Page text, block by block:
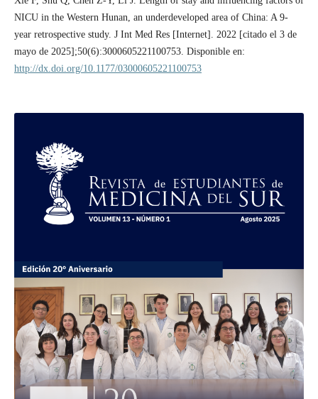
NICU in the Western Hunan, an underdeveloped area of China: A 9-
year retrospective study. J Int Med Res [Internet]. 2022 [citado el 3 de
mayo de 2025];50(6):3000605221100753. Disponible en:
http://dx.doi.org/10.1177/03000605221100753